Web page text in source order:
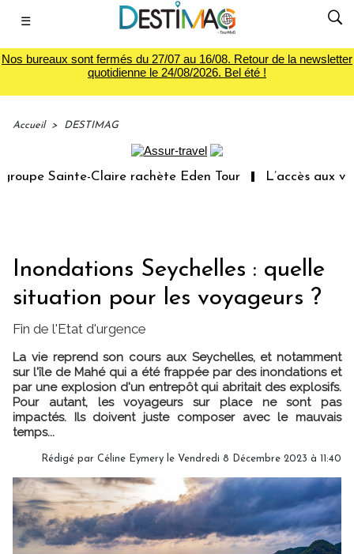
☰
Nos bureaux sont fermés du 27/07 au 16/08. Retour de la newsletter
quotidienne le 24/08/2026. Bel été !
Accueil > DESTIMAG
Sainte-Claire rachète Eden Tour L’accès aux
Inondations Seychelles : quelle
situation pour les voyageurs ?
Fin de l'Etat d'urgence
La vie reprend son cours aux Seychelles, et notamment
sur l'île de Mahé qui a été frappée par des inondations et
par une explosion d'un entrepôt qui abritait des explosifs.
Pour autant, les voyageurs sur place ne sont pas
impactés. Ils doivent juste composer avec le mauvais
temps...
Rédigé par Céline Eymery le Vendredi 8 Décembre 2023 à 11:40